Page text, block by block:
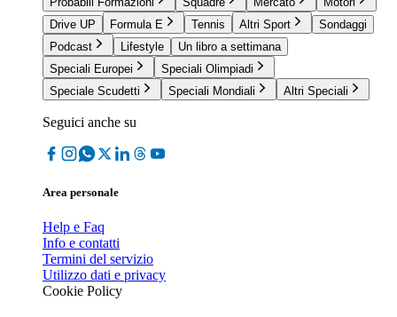
Drive UP
Formula E Tennis Altri Sport
Sondaggi
Podcast
Lifestyle
Un libro a settimana
Speciali Europei
Speciali Olimpiadi
Speciale Scudetti
Speciali Mondiali Altri Speciali
Seguici anche su
Area personale
Help e Faq
Info e contatti
Termini del servizio
Utilizzo dati e privacy
Cookie Policy